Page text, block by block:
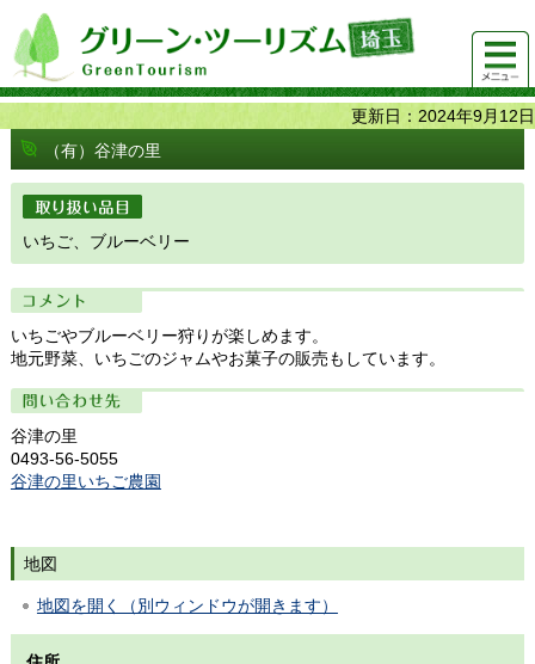
グリーンツーリズム埼玉 緑豊かな農山村で 楽しく！
美味しく！
メニュ
ー
更新日：2024年9月12日
（有）谷津の里
取り扱い品目
いちご、ブルーベリー
コメント
いちごやブルーベリー狩りが楽しめます。
地元野菜、いちごのジャムやお菓子の販売もしています。
問い合わせ先
谷津の里
0493-56-5055
谷津の里いちご農園
地図
地図を開く（別ウィンドウが開きます）